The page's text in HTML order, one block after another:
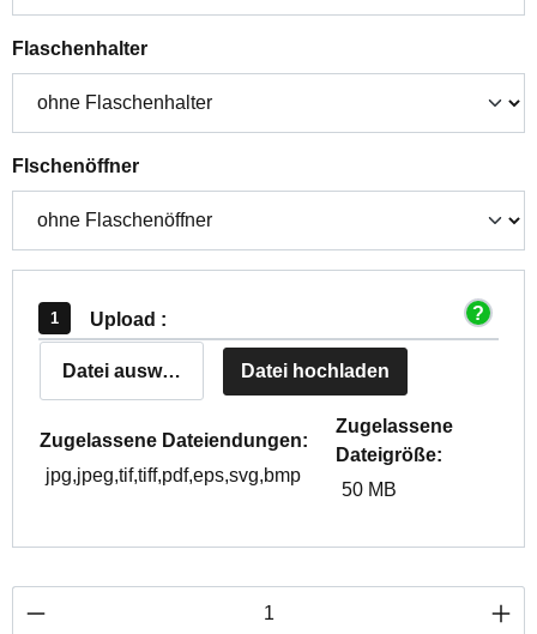
Flaschenhalterauswählen
Flschenöffnerauswählen
Upload :
Datei auswählen Datei hochladen
Zugelassene Dateiendungen:
jpg,jpeg,tif,tiff,pdf,eps,svg,bmp
Zugelassene
Dateigröße:
50 MB
Produkt Anzahl: Gib den gewünschten